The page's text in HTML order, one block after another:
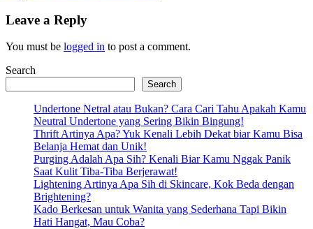
Leave a Reply
You must be logged in to post a comment.
Search
Search
Undertone Netral atau Bukan? Cara Cari Tahu Apakah Kamu
Neutral Undertone yang Sering Bikin Bingung!
Thrift Artinya Apa? Yuk Kenali Lebih Dekat biar Kamu Bisa
Belanja Hemat dan Unik!
Purging Adalah Apa Sih? Kenali Biar Kamu Nggak Panik
Saat Kulit Tiba-Tiba Berjerawat!
Lightening Artinya Apa Sih di Skincare, Kok Beda dengan
Brightening?
Kado Berkesan untuk Wanita yang Sederhana Tapi Bikin
Hati Hangat, Mau Coba?